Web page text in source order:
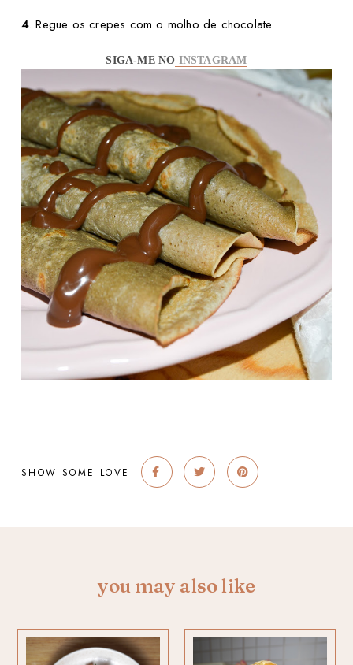
4. Regue os crepes com o molho de chocolate.
SIGA-ME NO INSTAGRAM
SHOW SOME LOVE
you may also like